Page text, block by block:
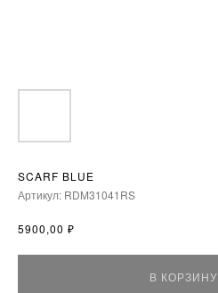
SCARF BLUE
Артикул: RDM31041RS
5900,00 ₽
В КОРЗИНУ